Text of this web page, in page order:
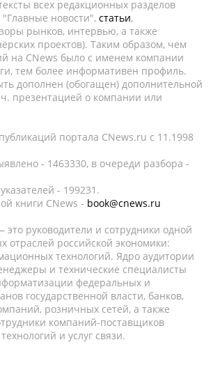
всех редакционных разделов
новости", статьи,
рынков, интервью, а также
проектов). Таким образом, чем
на CNews было с именем компании
тем более информативен профиль.
дополнен (обогащен) дополнительной
презентацией о компании или
портала CNews.ru c 11.1998
- 1463330, в очереди разбора -
- 199231.
книги CNews - book@cnews.ru
это руководители и сотрудники одной
отраслей российской экономики:
технологий. Ядро аудитории
и технические специалисты
федеральных и
государственной власти, банков,
розничных сетей, а также
компаний-поставщиков
и услуг связи.